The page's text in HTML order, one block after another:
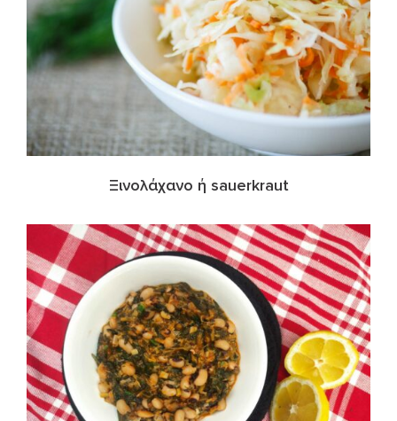
Ξινολάχανο ή sauerkraut